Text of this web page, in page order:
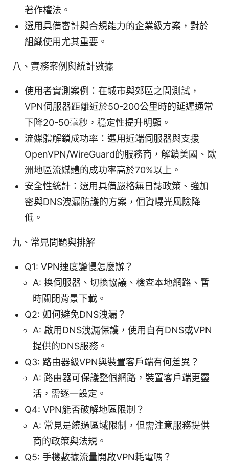
著作權法。
選用具備審計與合規能力的企業級方案，對於
組織使用尤其重要。
八、實務案例與統計數據
使用者實測案例：在城市與郊區之間測試，
VPN伺服器距離近於50-200公里時的延遲通常
下降20-50毫秒，穩定性提升明顯。
流媒體解鎖成功率：選用近端伺服器與支援
OpenVPN/WireGuard的服務商，解鎖美國、歐
洲地區流媒體的成功率高於70%以上。
安全性統計：選用具備嚴格無日誌政策、強加
密與DNS洩漏防護的方案，個資曝光風險降
低。
九、常見問題與排解
Q1: VPN速度變慢怎麼辦？
A: 换伺服器、切換協議、檢查本地網路、暫
時關閉背景下載。
Q2: 如何避免DNS洩漏？
A: 啟用DNS洩漏保護，使用自有DNS或VPN
提供的DNS服務。
Q3: 路由器級VPN與裝置客戶端有何差異？
A: 路由器可保護整個網路，裝置客戶端更靈
活，需逐一設定。
Q4: VPN能否破解地區限制？
A: 常見是繞過區域限制，但需注意服務提供
商的政策與法規。
Q5: 手機數據流量開啟VPN耗電嗎？